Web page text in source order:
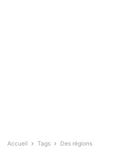
Accueil Tags Des régions